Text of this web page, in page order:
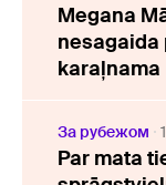
Megana
nesagaida
karaļnama
За рубежом
Par mata